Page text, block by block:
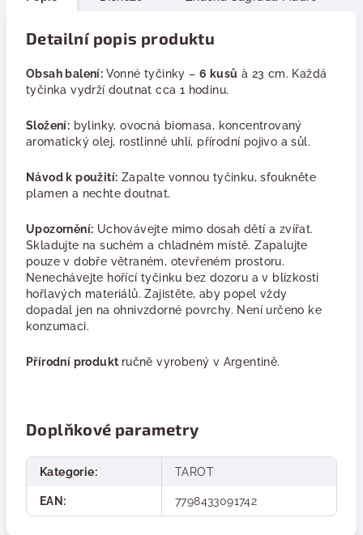
Detailní popis produktu
Obsah balení: Vonné tyčinky – 6 kusů à 23 cm. Každá
tyčinka vydrží doutnat cca 1 hodinu.
Složení: bylinky, ovocná biomasa, koncentrovaný
aromatický olej, rostlinné uhlí, přírodní pojivo a sůl.
Návod k použití: Zapalte vonnou tyčinku, sfoukněte
plamen a nechte doutnat.
Upozornění: Uchovávejte mimo dosah dětí a zvířat.
Skladujte na suchém a chladném místě. Zapalujte
pouze v dobře větraném, otevřeném prostoru.
Nenechávejte hořící tyčinku bez dozoru a v blízkosti
hořlavých materiálů. Zajistěte, aby popel vždy
dopadal jen na ohnivzdorné povrchy. Není určeno ke
konzumaci.
Přírodní produkt ručně vyrobený v Argentině.
Doplňkové parametry
Kategorie: TAROT
EAN : 7798433091742